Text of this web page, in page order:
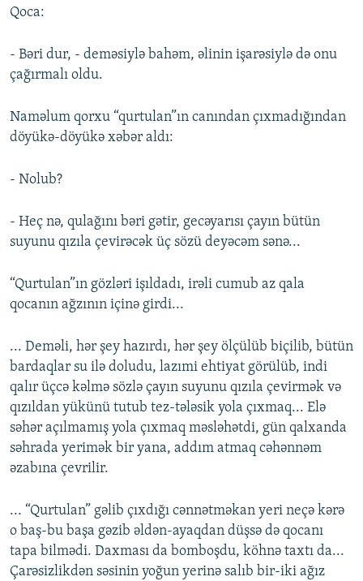
Qoca:
- Bəri dur, - deməsiylə bahəm, əlinin işarəsiylə də onu
çağırmalı oldu.
Naməlum qorxu “qurtulan”ın canından çıxmadığından
döyükə-döyükə xəbər aldı:
- Nolub?
- Heç nə, qulağını bəri gətir, gecəyarısı çayın bütün
suyunu qızıla çevirəcək üç sözü deyəcəm sənə...
“Qurtulan”ın gözləri işıldadı, irəli cumub az qala
qocanın ağzının içinə girdi...
... Deməli, hər şey hazırdı, hər şey ölçülüb biçilib, bütün
bardaqlar su ilə doludu, lazımi ehtiyat görülüb, indi
qalır üçcə kəlmə sözlə çayın suyunu qızıla çevirmək və
qızıldan yükünü tutub tez-tələsik yola çıxmaq... Elə
səhər açılmamış yola çıxmaq məsləhətdi, gün qalxanda
səhrada yerimək bir yana, addım atmaq cəhənnəm
əzabına çevrilir.
... “Qurtulan” gəlib çıxdığı cənnətməkan yeri neçə kərə
o baş-bu başa gəzib əldən-ayaqdan düşsə də qocanı
tapa bilmədi. Daxması da bomboşdu, köhnə taxtı da...
Çarəsizlikdən səsinin yoğun yerinə salıb bir-iki ağız